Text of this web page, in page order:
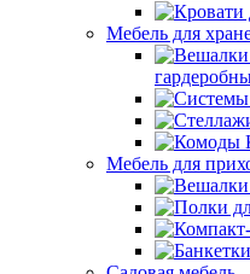
Мебель для
Мебель для